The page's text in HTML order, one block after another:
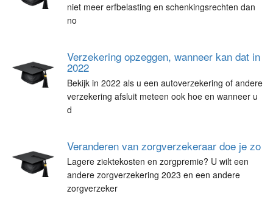
niet meer erfbelasting en schenkingsrechten dan
no
Verzekering opzeggen, wanneer kan dat in
2022
Bekijk in 2022 als u een autoverzekering of andere
verzekering afsluit meteen ook hoe en wanneer u
d
Veranderen van zorgverzekeraar doe je zo
Lagere ziektekosten en zorgpremie? U wilt een
andere zorgverzekering 2023 en een andere
zorgverzeker